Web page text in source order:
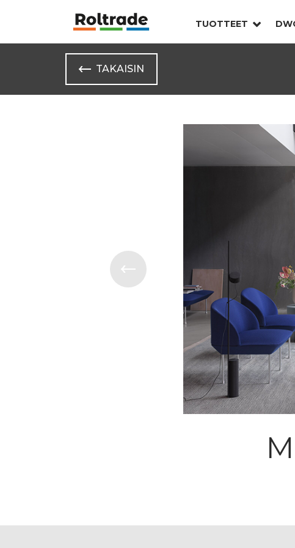
TUOTTEET
TAKAISIN